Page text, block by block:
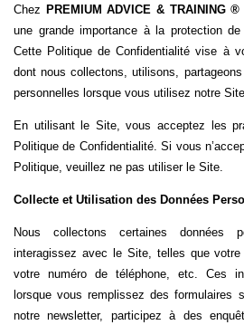
Chez PREMIUM ADVICE & TRAINING®
une grande importance à la protection
Cette Politique de Confidentialité vise à
dont nous collectons, utilisons,
personnelles lorsque vous utilisez notre
En utilisant le Site, vous acceptez les
Politique de Confidentialité. Si vous
Politique, veuillez ne pas utiliser le Site.
Collecte et Utilisation des Données
Nous collectons certaines données
interagissez avec le Site, telles que
votre numéro de téléphone, etc. Ces
lorsque vous remplissez des formulaires
notre newsletter, participez à des